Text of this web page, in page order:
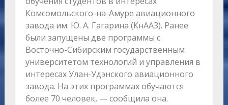
Комсомольского-на-Амуре авиационного
завода им. Ю. А. Гагарина (КнААЗ). Ранее
были запущены две программы с
Восточно-Сибирским государственным
университетом технологий и управления в
интересах Улан-Удэнского авиационного
завода. На этих программах обучаются
более 70 человек, — сообщила она.